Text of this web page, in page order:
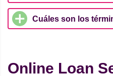
Cuáles son los
Online Loan